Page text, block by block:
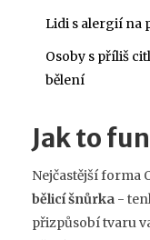
Lidi s alergií na
Osoby s příliš
bělení
Jak to
Nejčastější forma
bělicí šnůrka -
přizpůsobí tvaru